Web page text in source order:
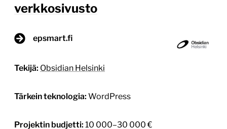
verkkosivusto
epsmart.fi
Tekijä: Obsidian Helsinki
Tärkein teknologia: WordPress
Projektin budjetti: 10 000–30 000 €